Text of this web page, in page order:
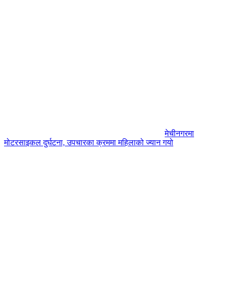
मेचीनगरमा
मोटरसाइकल दुर्घटना, उपचारका क्रममा महिलाको ज्यान गयो